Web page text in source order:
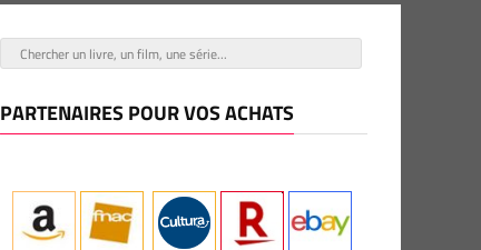
PARTENAIRES POUR VOS ACHATS